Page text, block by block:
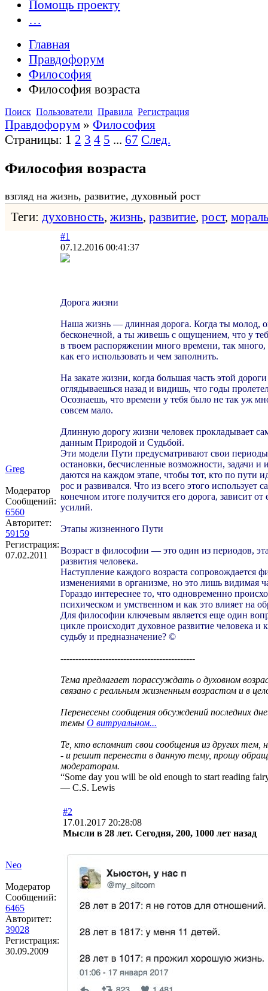
Помощь проекту
…
Главная
Правдофорум
Философия
Философия возраста
Поиск Пользователи Правила Регистрация
Правдофорум » Философия
Страницы: 1 2 3 4 5 ... 67 След.
Философия возраста
взгляд на жизнь, развитие, духовный рост
Теги: духовность, жизнь, развитие, рост,
Greg
Модератор
Сообщений:
6560
Авторитет:
59159
Регистрация:
07.02.2011
#1
07.12.2016 00:41:37
Дорога жизни
Наша жизнь — длинная дорога. Когда ты молод,
бесконечной, а ты живешь с ощущением, что у
в твоем распоряжении много времени, так много,
как его использовать и чем заполнить.
На закате жизни, когда большая часть этой
оглядываешься назад и видишь, что годы
Осознаешь, что времени у тебя было не так уж
совсем мало.
Длинную дорогу жизни человек прокладывает
данным Природой и Судьбой.
Эти модели Пути предусматривают свои
остановки, бесчисленные возможности, задачи и
даются на каждом этапе, чтобы тот, кто по пути
рос и развивался. Что из всего этого использует
конечном итоге получится его дорога, зависит от
усилий.
Этапы жизненного Пути
Возраст в философии — это один из периодов,
развития человека.
Наступление каждого возраста сопровождается
изменениями в организме, но это лишь видимая
Гораздо интереснее то, что одновременно
психическом и умственном и как это влияет на
Для философии ключевым является еще один
цикле происходит духовное развитие человека и
судьбу и предназначение? ©
---------------------------------------------
Тема предлагает порассуждать о духовном
связано с реальным жизненным возрастом и в
Перенесены сообщения обсуждений последних
темы О витруальном...
Те, кто вспомнит свои сообщения из других тем,
- и решит перенести в данную тему, прошу
модераторам.
“Some day you will be old enough to start reading
― C.S. Lewis
Neo
Модератор
Сообщений:
6465
Авторитет:
39028
Регистрация:
30.09.2009
#2
17.01.2017 20:28:08
Мысли в 28 лет. Сегодня, 200, 1000 лет назад